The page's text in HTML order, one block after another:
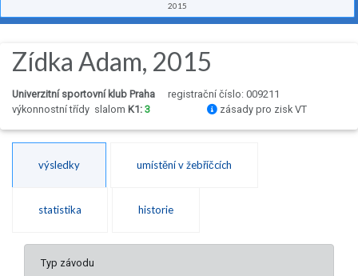
2015
Zídka Adam, 2015
Univerzitní sportovní klub Praha
registrační číslo: 009211
výkonnostní třídy slalom K1: 3 zásady pro zisk VT
výsledky umístění v žebříčcích
statistika historie
Typ závodu